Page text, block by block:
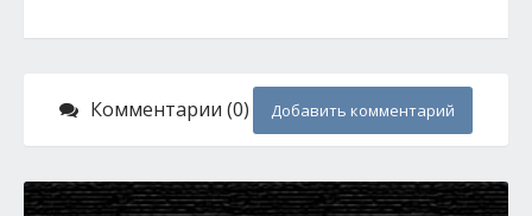
Комментарии (0) Добавить комментарий